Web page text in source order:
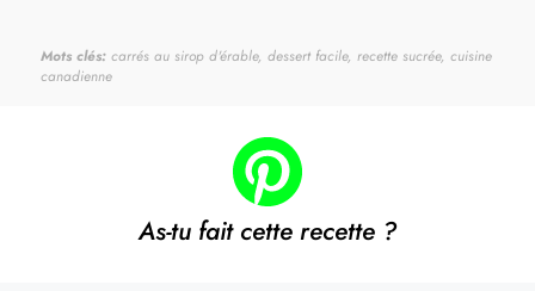
Mots clés: carrés au sirop d'érable, dessert facile, recette sucrée, cuisine
canadienne
As-tu fait cette recette ?